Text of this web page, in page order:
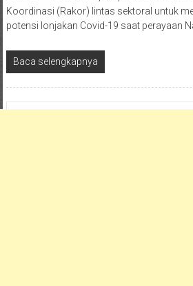
Koordinasi (Rakor) lintas sektoral untuk
potensi lonjakan Covid-19 saat perayaan
Baca selengkapnya